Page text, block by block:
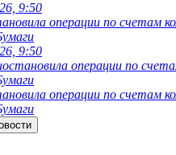
9:50
операции по счетам
9:50
операции по счетам